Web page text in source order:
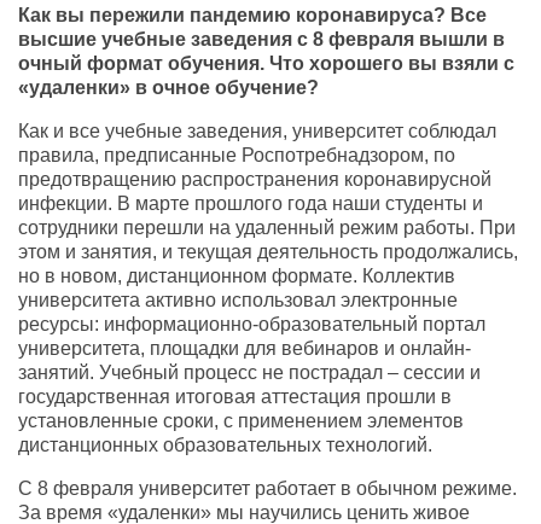
Как вы пережили пандемию коронавируса? Все
высшие учебные заведения с 8 февраля вышли в
очный формат обучения. Что хорошего вы взяли с
«удаленки» в очное обучение?
Как и все учебные заведения, университет соблюдал
правила, предписанные Роспотребнадзором, по
предотвращению распространения коронавирусной
инфекции. В марте прошлого года наши студенты и
сотрудники перешли на удаленный режим работы. При
этом и занятия, и текущая деятельность продолжались,
но в новом, дистанционном формате. Коллектив
университета активно использовал электронные
ресурсы: информационно-образовательный портал
университета, площадки для вебинаров и онлайн-
занятий. Учебный процесс не пострадал – сессии и
государственная итоговая аттестация прошли в
установленные сроки, с применением элементов
дистанционных образовательных технологий.
С 8 февраля университет работает в обычном режиме.
За время «удаленки» мы научились ценить живое